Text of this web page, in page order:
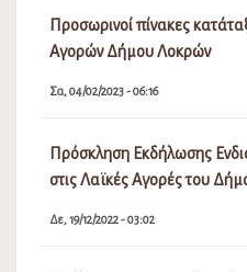
Προσωρινοί πίνακες
Αγορών Δήμου Λοκρών
Σα, 04/02/2023 - 06:16
Πρόσκληση Εκδήλωσης
στις Λαϊκές Αγορές του
Δε, 19/12/2022 - 03:02